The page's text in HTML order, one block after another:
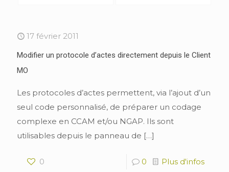
17 février 2011
Modifier un protocole d’actes directement depuis le Client
MO
Les protocoles d’actes permettent, via l’ajout d’un
seul code personnalisé, de préparer un codage
complexe en CCAM et/ou NGAP. Ils sont
utilisables depuis le panneau de […]
0 0 Plus d'infos